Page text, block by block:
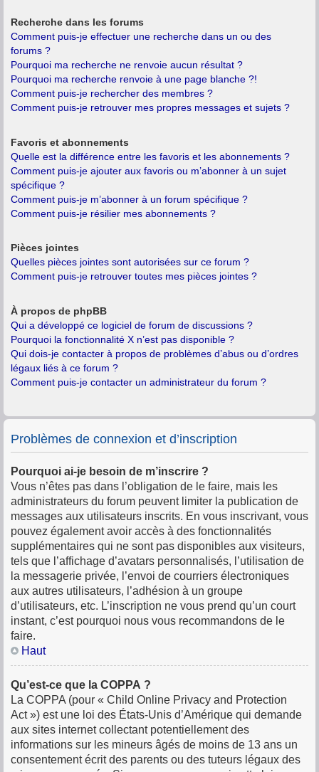
Recherche dans les forums
Comment puis-je effectuer une recherche dans un ou des
forums ?
Pourquoi ma recherche ne renvoie aucun résultat ?
Pourquoi ma recherche renvoie à une page blanche ?!
Comment puis-je rechercher des membres ?
Comment puis-je retrouver mes propres messages et sujets ?
Favoris et abonnements
Quelle est la différence entre les favoris et les abonnements ?
Comment puis-je ajouter aux favoris ou m’abonner à un sujet
spécifique ?
Comment puis-je m’abonner à un forum spécifique ?
Comment puis-je résilier mes abonnements ?
Pièces jointes
Quelles pièces jointes sont autorisées sur ce forum ?
Comment puis-je retrouver toutes mes pièces jointes ?
À propos de phpBB
Qui a développé ce logiciel de forum de discussions ?
Pourquoi la fonctionnalité X n’est pas disponible ?
Qui dois-je contacter à propos de problèmes d’abus ou d’ordres
légaux liés à ce forum ?
Comment puis-je contacter un administrateur du forum ?
Problèmes de connexion et d’inscription
Pourquoi ai-je besoin de m’inscrire ?
Vous n’êtes pas dans l’obligation de le faire, mais les
administrateurs du forum peuvent limiter la publication de
messages aux utilisateurs inscrits. En vous inscrivant, vous
pouvez également avoir accès à des fonctionnalités
supplémentaires qui ne sont pas disponibles aux visiteurs,
tels que l’affichage d’avatars personnalisés, l’utilisation de
la messagerie privée, l’envoi de courriers électroniques
aux autres utilisateurs, l’adhésion à un groupe
d’utilisateurs, etc. L’inscription ne vous prend qu’un court
instant, c’est pourquoi nous vous recommandons de le
faire.
Haut
Qu’est-ce que la COPPA ?
La COPPA (pour « Child Online Privacy and Protection
Act ») est une loi des États-Unis d’Amérique qui demande
aux sites internet collectant potentiellement des
informations sur les mineurs âgés de moins de 13 ans un
consentement écrit des parents ou des tuteurs légaux des